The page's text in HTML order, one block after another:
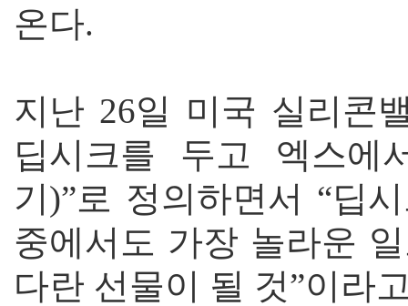
온다.
지난 26일 미국 실리콘
딥시크를 두고 엑스에
기)”로 정의하면서 “딥
중에서도 가장 놀라운
다란 선물이 될 것”이라